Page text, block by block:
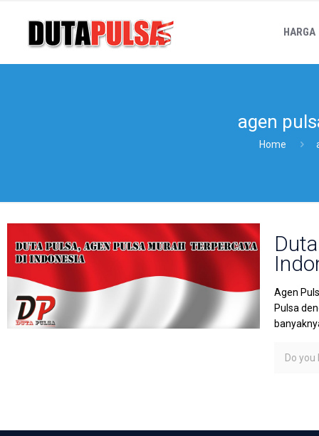
HARGA
agen
Home
Agen
Pulsa
Do you